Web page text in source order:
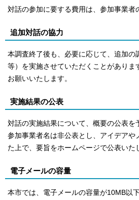
対話の参加に要する費用は、参加事業者
追加対話の協力
本調査終了後も、必要に応じて、追加の
等）を実施させていただくことがありま
お願いいたします。
実施結果の公表
対話の実施結果について、概要の公表を
参加事業者名は非公表とし、アイデアや
た上で、要旨をホームページで公表いた
電子メールの容量
本市では、電子メールの容量が10MB以